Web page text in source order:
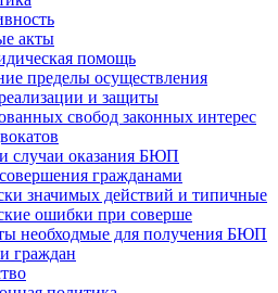
акты
помощь
пределы осуществления
и защиты
свобод законных интерес
случаи оказания БЮП
гражданами
значимых действий и типичные
ошибки при соверше
необходмые для получения БЮП
граждан